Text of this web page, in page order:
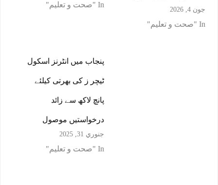
In "صحت و تعلیم"
جون 4, 2026
In "صحت و تعلیم"
پنجاب میں انٹرنز اسکول
ٹیچر ز کی بھرتی کیلئے
پانچ لاکھ سے زائد
درخواستیں موصول
جنوري 31, 2025
In "صحت و تعلیم"